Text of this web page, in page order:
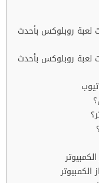
لعبة روبلوكس بأحدث
لعبة روبلوكس بأحدث